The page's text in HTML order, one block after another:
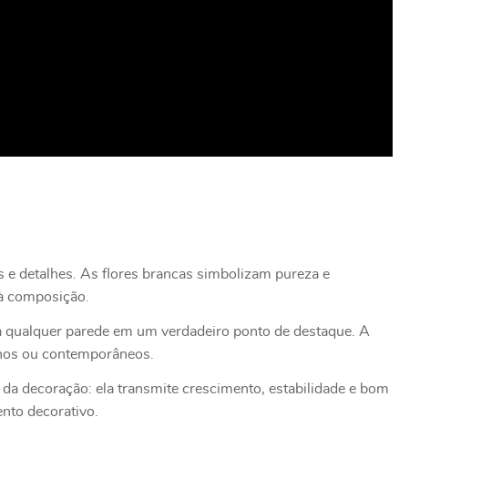
e detalhes. As flores brancas simbolizam pureza e
composição.
parede em um verdadeiro ponto de destaque. A
ou contemporâneos.
da decoração: ela transmite crescimento, estabilidade e bom
decorativo.